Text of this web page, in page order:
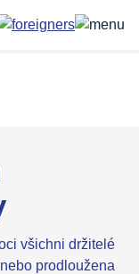
všichni držitelé
prodloužena